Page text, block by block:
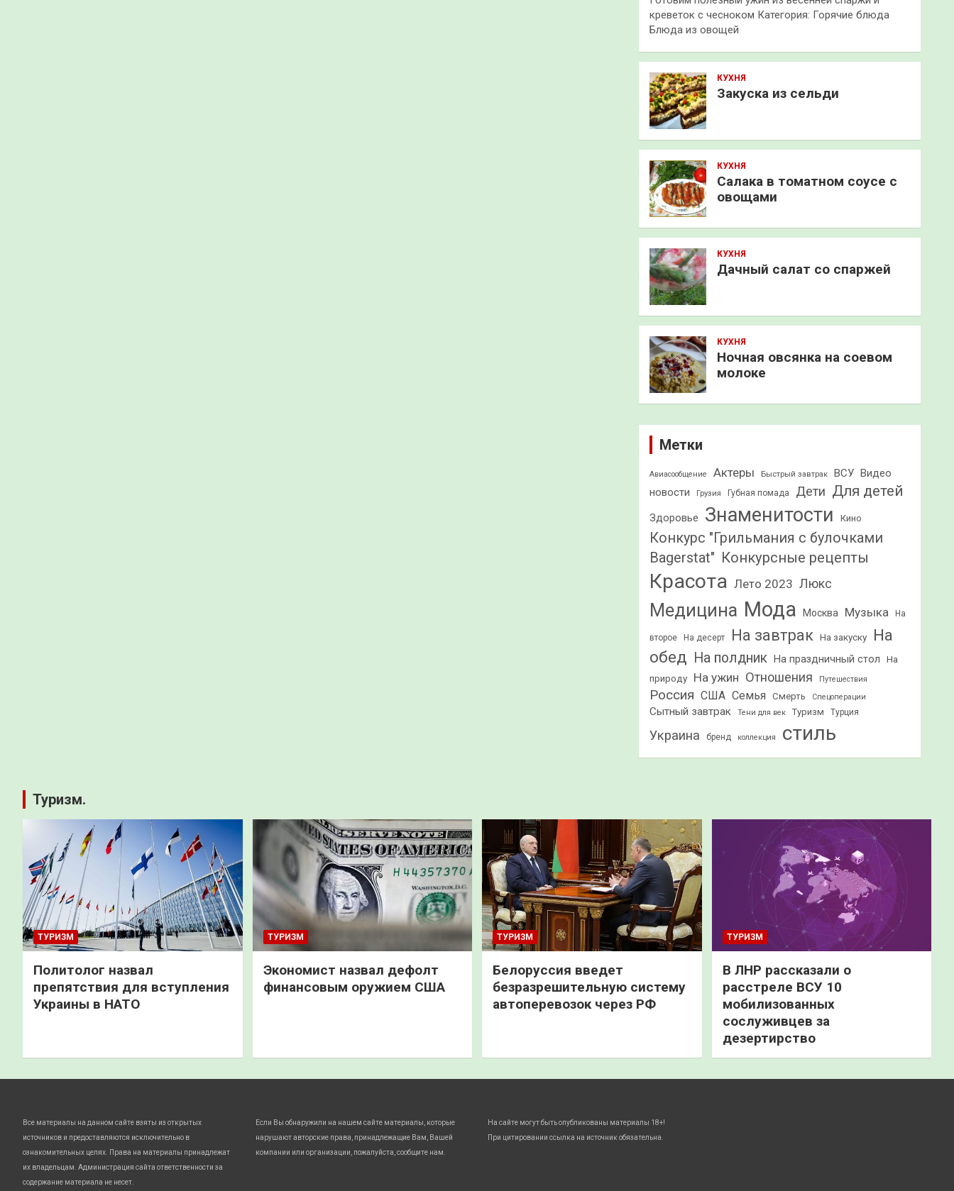
креветок с чесноком Категория: Горячие блюда
Блюда из овощей
КУХНЯ
Закуска из сельди
КУХНЯ
Салака в томатном соусе с
овощами
КУХНЯ
Дачный салат со спаржей
КУХНЯ
Ночная овсянка на соевом
молоке
Метки
Авиасообщение Актеры Быстрый завтрак ВСУ Видео
новости
Грузия Губная помада Дети Для детей
Здоровье Знаменитости Кино
Конкурс "Грильмания с булочками
Bagerstat" Конкурсные рецепты
Красота Лето 2023 Люкс
Медицина Мода Москва Музыка На
второе На десерт На завтрак На закуску
На
обед На полдник На праздничный стол
На
природу
На ужин Отношения Путешествия
Россия США Семья Смерть Спецоперации
Сытный завтрак Тени для век Туризм Турция
Украина бренд коллекция стиль
Туризм.
ТУРИЗМ
Политолог назвал
препятствия для вступления
Украины в НАТО
ТУРИЗМ
Экономист назвал дефолт
финансовым оружием США
ТУРИЗМ
Белоруссия введет
безразрешительную систему
автоперевозок через РФ
ТУРИЗМ
В ЛНР рассказали о
расстреле ВСУ 10
мобилизованных
сослуживцев за
дезертирство
Все материалы на данном сайте взяты из открытых
источников и предоставляются исключительно в
ознакомительных целях. Права на материалы принадлежат
их владельцам. Администрация сайта ответственности за
содержание материала не несет.
Если Вы обнаружили на нашем сайте материалы, которые
нарушают авторские права, принадлежащие Вам, Вашей
компании или организации, пожалуйста, сообщите нам.
На сайте могут быть опубликованы материалы 18+!
При цитировании ссылка на источник обязательна.